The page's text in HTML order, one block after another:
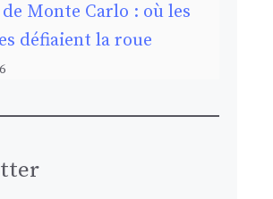
Monte Carlo : où les
défiaient la roue